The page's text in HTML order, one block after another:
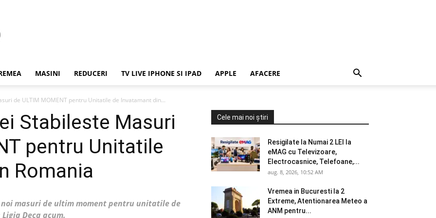
MASINI REDUCERI TV LIVE IPHONE SI IPAD APPLE AFACERE
de ULTIM MOMENT pentru Unitatile de Invatamant din...
Stabileste Masuri
pentru Unitatile
Romania
masuri de ultim moment pentru unitatile de
Deca acum.
Cele mai noi știri
Resigilate la Numai 2 LEI la
eMAG cu Televizoare,
Electrocasnice, Telefoane,...
aug. 8, 2026, 10:52 AM
Vremea in Bucuresti la 2
Extreme, Atentionarea Meteo a
ANM pentru...